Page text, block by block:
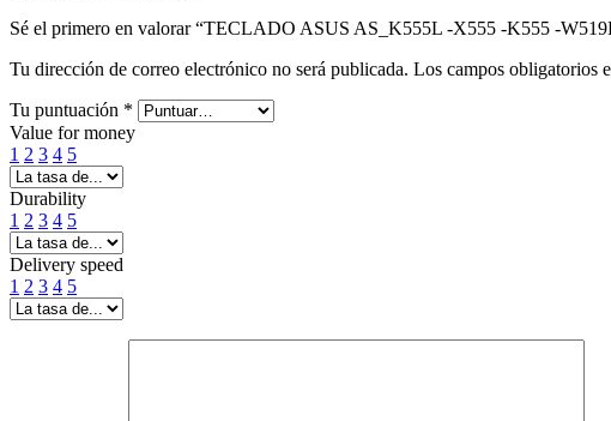
Sé el primero en valorar “TECLADO ASUS AS_K555L -X555 -K555 -
Tu dirección de correo electrónico no será publicada. Los campos obligatorios
Tu puntuación *
Value for money
1 2 3 4 5
Durability
1 2 3 4 5
Delivery speed
1 2 3 4 5